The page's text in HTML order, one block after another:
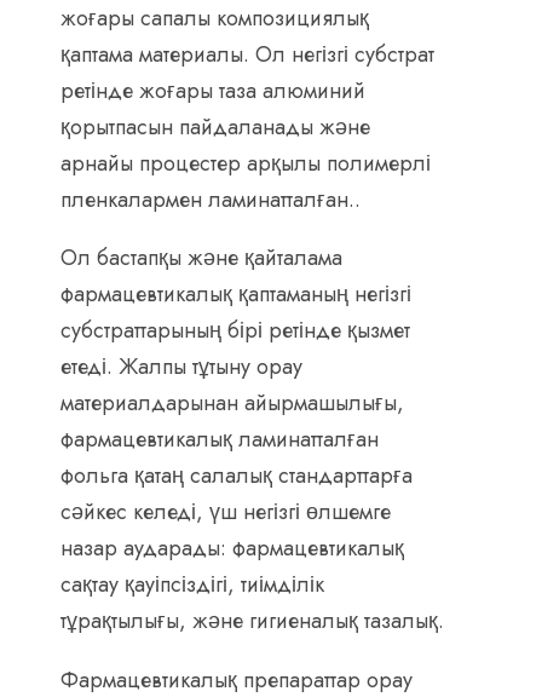
жоғары сапалы композициялық
қаптама материалы. Ол негізгі субстрат
ретінде жоғары таза алюминий
қорытпасын пайдаланады және
арнайы процестер арқылы полимерлі
пленкалармен ламинатталған..
Ол бастапқы және қайталама
фармацевтикалық қаптаманың негізгі
субстраттарының бірі ретінде қызмет
етеді. Жалпы тұтыну орау
материалдарынан айырмашылығы,
фармацевтикалық ламинатталған
фольга қатаң салалық стандарттарға
сәйкес келеді, үш негізгі өлшемге
назар аударады: фармацевтикалық
сақтау қауіпсіздігі, тиімділік
тұрақтылығы, және гигиеналық тазалық.
Фармацевтикалық препараттар орау